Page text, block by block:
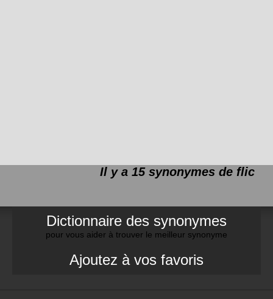
Il y a 15 synonymes de flic
Dictionnaire des synonymes
pour vous aider à trouver le meilleur synonyme
Ajoutez à vos favoris